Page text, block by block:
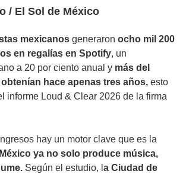
/ El Sol de México
mexicanos generaron ocho mil 200
en regalías en Spotify, un
a 20 por ciento anual y más del
hace apenas tres años, esto
informe Loud & Clear 2026 de la firma
hay un motor clave que es la
México ya no solo produce música,
Según el estudio, l a Ciudad de